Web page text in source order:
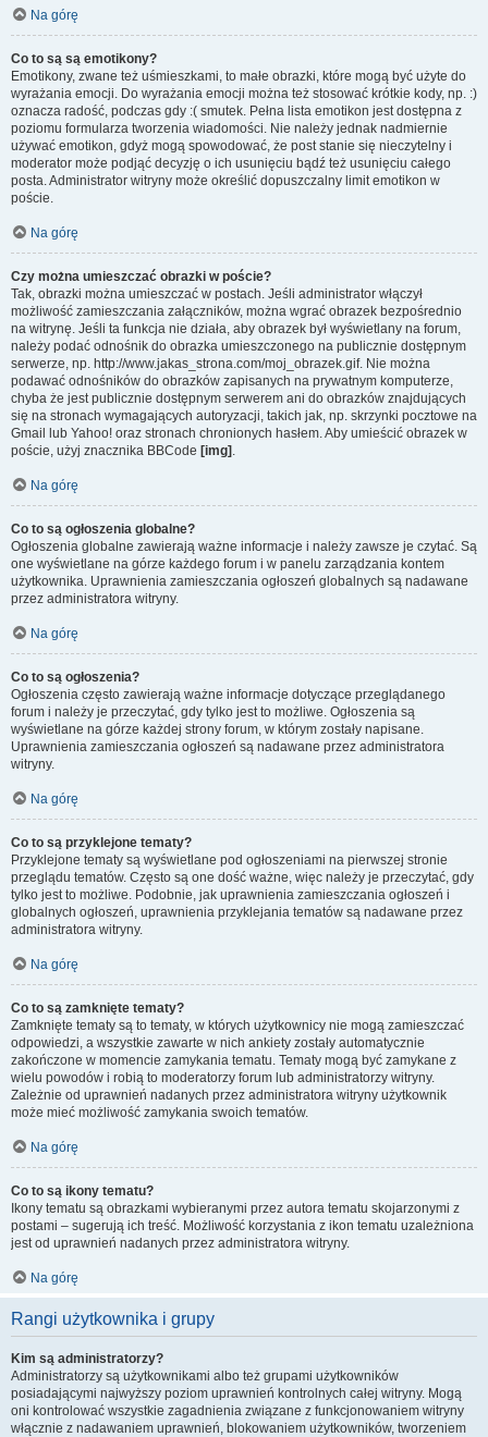
Na górę
Co to są są emotikony?
Emotikony, zwane też uśmieszkami, to małe obrazki, które mogą być użyte do
wyrażania emocji. Do wyrażania emocji można też stosować krótkie kody, np. :)
oznacza radość, podczas gdy :( smutek. Pełna lista emotikon jest dostępna z
poziomu formularza tworzenia wiadomości. Nie należy jednak nadmiernie
używać emotikon, gdyż mogą spowodować, że post stanie się nieczytelny i
moderator może podjąć decyzję o ich usunięciu bądź też usunięciu całego
posta. Administrator witryny może określić dopuszczalny limit emotikon w
poście.
Na górę
Czy można umieszczać obrazki w poście?
Tak, obrazki można umieszczać w postach. Jeśli administrator włączył
możliwość zamieszczania załączników, można wgrać obrazek bezpośrednio
na witrynę. Jeśli ta funkcja nie działa, aby obrazek był wyświetlany na forum,
należy podać odnośnik do obrazka umieszczonego na publicznie dostępnym
serwerze, np. http://www.jakas_strona.com/moj_obrazek.gif. Nie można
podawać odnośników do obrazków zapisanych na prywatnym komputerze,
chyba że jest publicznie dostępnym serwerem ani do obrazków znajdujących
się na stronach wymagających autoryzacji, takich jak, np. skrzynki pocztowe na
Gmail lub Yahoo! oraz stronach chronionych hasłem. Aby umieścić obrazek w
poście, użyj znacznika BBCode [img] .
Na górę
Co to są ogłoszenia globalne?
Ogłoszenia globalne zawierają ważne informacje i należy zawsze je czytać. Są
one wyświetlane na górze każdego forum i w panelu zarządzania kontem
użytkownika. Uprawnienia zamieszczania ogłoszeń globalnych są nadawane
przez administratora witryny.
Na górę
Co to są ogłoszenia?
Ogłoszenia często zawierają ważne informacje dotyczące przeglądanego
forum i należy je przeczytać, gdy tylko jest to możliwe. Ogłoszenia są
wyświetlane na górze każdej strony forum, w którym zostały napisane.
Uprawnienia zamieszczania ogłoszeń są nadawane przez administratora
witryny.
Na górę
Co to są przyklejone tematy?
Przyklejone tematy są wyświetlane pod ogłoszeniami na pierwszej stronie
przeglądu tematów. Często są one dość ważne, więc należy je przeczytać, gdy
tylko jest to możliwe. Podobnie, jak uprawnienia zamieszczania ogłoszeń i
globalnych ogłoszeń, uprawnienia przyklejania tematów są nadawane przez
administratora witryny.
Na górę
Co to są zamknięte tematy?
Zamknięte tematy są to tematy, w których użytkownicy nie mogą zamieszczać
odpowiedzi, a wszystkie zawarte w nich ankiety zostały automatycznie
zakończone w momencie zamykania tematu. Tematy mogą być zamykane z
wielu powodów i robią to moderatorzy forum lub administratorzy witryny.
Zależnie od uprawnień nadanych przez administratora witryny użytkownik
może mieć możliwość zamykania swoich tematów.
Na górę
Co to są ikony tematu?
Ikony tematu są obrazkami wybieranymi przez autora tematu skojarzonymi z
postami – sugerują ich treść. Możliwość korzystania z ikon tematu uzależniona
jest od uprawnień nadanych przez administratora witryny.
Na górę
Rangi użytkownika i grupy
Kim są administratorzy?
Administratorzy są użytkownikami albo też grupami użytkowników
posiadającymi najwyższy poziom uprawnień kontrolnych całej witryny. Mogą
oni kontrolować wszystkie zagadnienia związane z funkcjonowaniem witryny
włącznie z nadawaniem uprawnień, blokowaniem użytkowników, tworzeniem